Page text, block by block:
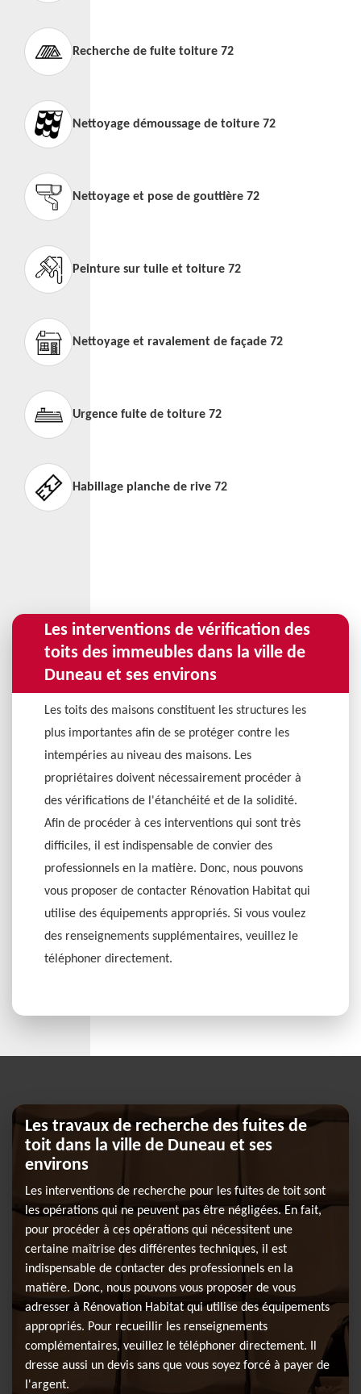
Recherche de fuite toiture 72
Nettoyage démoussage de toiture 72
Nettoyage et pose de gouttière 72
Peinture sur tuile et toiture 72
Nettoyage et ravalement de façade 72
Urgence fuite de toiture 72
Habillage planche de rive 72
Les interventions de vérification des
toits des immeubles dans la ville de
Duneau et ses environs
Les toits des maisons constituent les structures les
plus importantes afin de se protéger contre les
intempéries au niveau des maisons. Les
propriétaires doivent nécessairement procéder à
des vérifications de l'étanchéité et de la solidité.
Afin de procéder à ces interventions qui sont très
difficiles, il est indispensable de convier des
professionnels en la matière. Donc, nous pouvons
vous proposer de contacter Rénovation Habitat qui
utilise des équipements appropriés. Si vous voulez
des renseignements supplémentaires, veuillez le
téléphoner directement.
Les travaux de recherche des fuites de
toit dans la ville de Duneau et ses
environs
Les interventions de recherche pour les fuites de toit sont
les opérations qui ne peuvent pas être négligées. En fait,
pour procéder à ces opérations qui nécessitent une
certaine maîtrise des différentes techniques, il est
indispensable de contacter des professionnels en la
matière. Donc, nous pouvons vous proposer de vous
adresser à Rénovation Habitat qui utilise des équipements
appropriés. Pour recueillir les renseignements
complémentaires, veuillez le téléphoner directement. Il
dresse aussi un devis sans que vous soyez forcé à payer de
l'argent.